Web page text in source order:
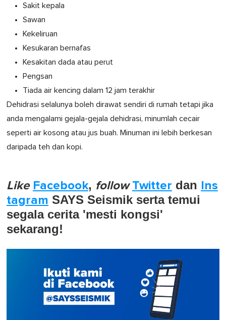
Sakit kepala
Sawan
Kekeliruan
Kesukaran bernafas
Kesakitan dada atau perut
Pengsan
Tiada air kencing dalam 12 jam terakhir
Dehidrasi selalunya boleh dirawat sendiri di rumah tetapi jika
anda mengalami gejala-gejala dehidrasi, minumlah cecair
seperti air kosong atau jus buah. Minuman ini lebih berkesan
daripada teh dan kopi.
Like Facebook, follow Twitter dan Ins
tagram SAYS Seismik serta temui
segala cerita 'mesti kongsi'
sekarang!